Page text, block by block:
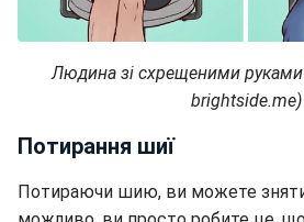
Людина зі схрещеними
brightside.me)
Потирання шиї
Потираючи шию, ви можете